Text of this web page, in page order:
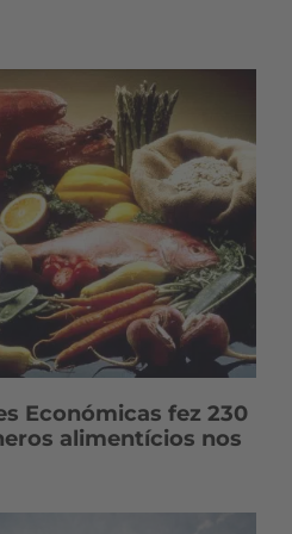
Económicas fez 230
alimentícios nos